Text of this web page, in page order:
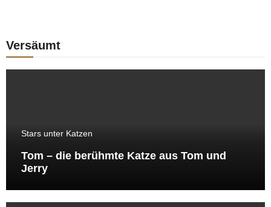
Versäumt
Stars unter Katzen
Tom – die berühmte Katze aus Tom und
Jerry